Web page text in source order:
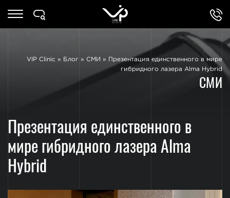
VIP Clinic » Блог » СМИ »
Презентация единственного в мире
гибридного лазера Alma Hybrid
СМИ
Презентация единственного в
мире гибридного лазера Alma
Hybrid